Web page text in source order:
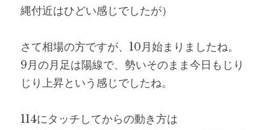
縄付近はひどい感じでしたが）
さて相場の方ですが、10月始まりましたね。
9月の月足は陽線で、勢いそのまま今日もじり
じり上昇という感じでしたね。
114にタッチしてからの動き方は